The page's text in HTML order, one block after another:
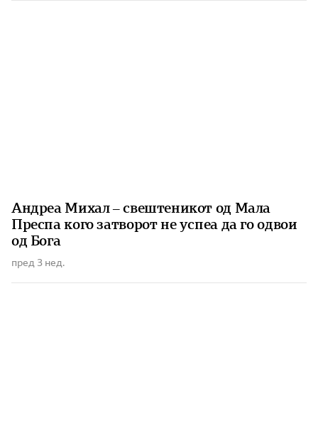
Андреа Михал – свештеникот од Мала
Преспа кого затворот не успеа да го одвои
од Бога
пред 3 нед.